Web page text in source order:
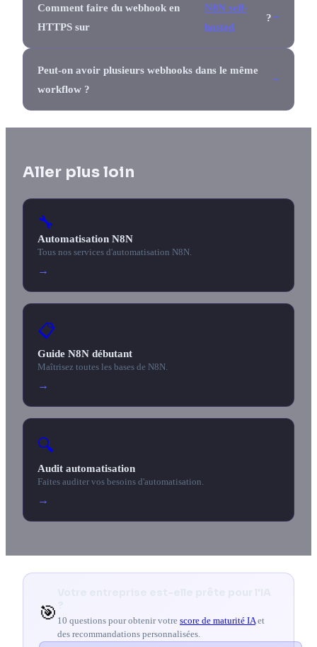
Comment faire du webhook en
HTTPS sur
N8N self-
hosted
?
Peut-on avoir plusieurs webhooks dans le même
workflow ?
Aller plus loin
🔧
Automatisation N8N
Tous nos services d'automatisation N8N.
→
📋
Guide N8N débutant
Maîtrisez toutes les bases de N8N.
→
🔍
Audit automatisation
Faites auditer vos besoins d'automatisation.
→
🎯 10 questions pour obtenir votre score de maturité IAet
des recommandations personnalisées.